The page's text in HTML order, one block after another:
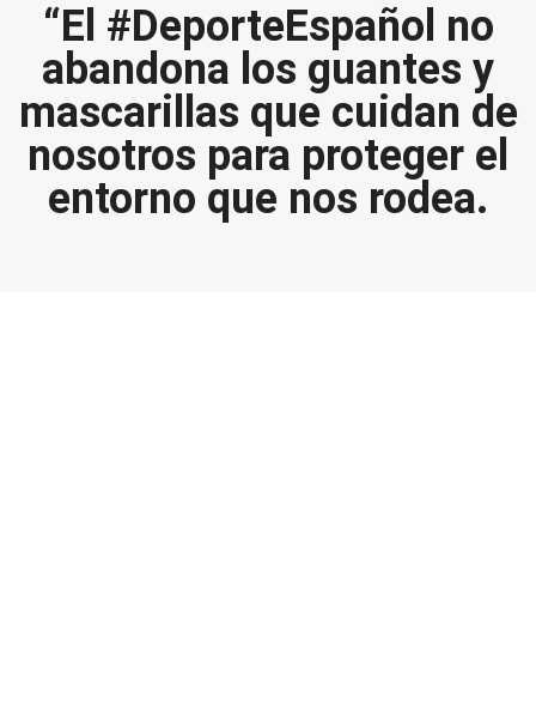
“El #DeporteEspañol no
abandona los guantes y
mascarillas que cuidan de
nosotros para proteger el
entorno que nos rodea.